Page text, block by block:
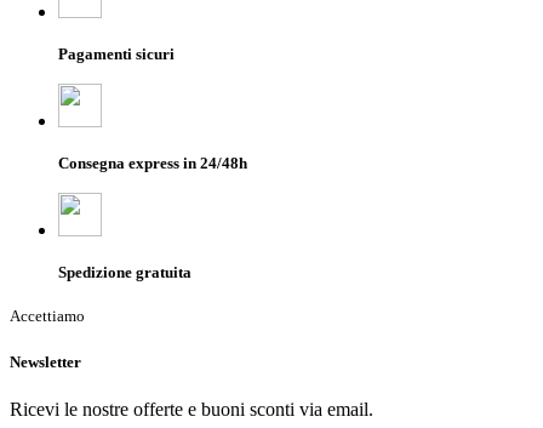
Pagamenti sicuri
Consegna express in 24/48h
Spedizione gratuita
Accettiamo
Newsletter
Ricevi le nostre offerte e buoni sconti via email.